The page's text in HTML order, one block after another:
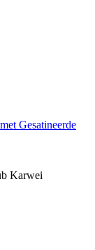
Gesatineerde
Karwei